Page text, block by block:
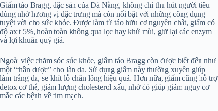
Giấm táo Bragg, đặc sản của Đà Nẵng, không chỉ thu hút người tiêu
dùng nhờ hương vị đặc trưng mà còn nổi bật với những công dụng
tuyệt vời cho sức khỏe. Được làm từ táo hữu cơ nguyên chất, giấm có
độ axit 5%, hoàn toàn không qua lọc hay khử mùi, giữ lại các enzym
và lợi khuẩn quý giá.
Ngoài việc chăm sóc sức khỏe, giấm táo Bragg còn được biết đến như
một “thần dược” cho làn da. Sử dụng giấm này thường xuyên giúp
làm trắng da, se khít lỗ chân lông hiệu quả. Hơn nữa, giấm cũng hỗ trợ
detox cơ thể, giảm lượng cholesterol xấu, nhờ đó giúp giảm nguy cơ
mắc các bệnh về tim mạch.